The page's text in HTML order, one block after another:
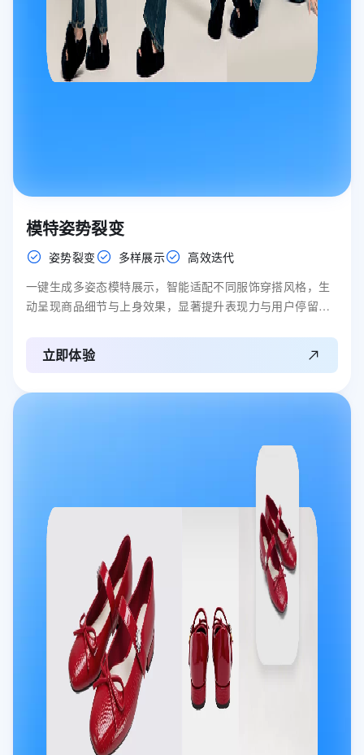
模特姿势裂变
姿势裂变 多样展示
高效迭代
一键生成多姿态模特展示，智能适配不同服饰穿搭风格，生
动呈现商品细节与上身效果，显著提升表现力与用户停留时
立即体验